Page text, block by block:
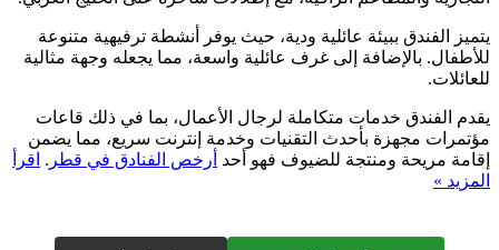
يتميز الفندق ببيئة عائلية ودية، حيث يوفر أنشطة ترفيهية متنوعة
للأطفال. بالإضافة إلى غرف عائلية واسعة، مما يجعله وجهة مثالية
للعائلات.
يقدم الفندق خدمات متكاملة لرجال الأعمال، بما في ذلك قاعات
مؤتمرات مجهزة بأحدث التقنيات وخدمة إنترنت سريع، مما يضمن
إقامة مريحة ومنتجة للضيوف فهو أحد أرخص الفنادق في قطر . اقرأ
المزيد »